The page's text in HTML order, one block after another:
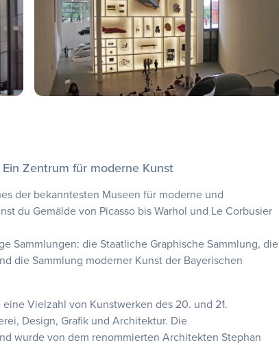
Zentrum für moderne Kunst
der bekanntesten Museen für moderne und
du Gemälde von Picasso bis Warhol und Le Corbusier
Sammlungen: die Staatliche Graphische Sammlung, die
die Sammlung moderner Kunst der Bayerischen
Vielzahl von Kunstwerken des 20. und 21.
Design, Grafik und Architektur. Die
wurde von dem renommierten Architekten Stephan